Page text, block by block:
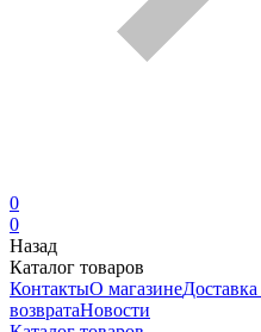
0
0
Назад
Каталог товаров
КонтактыО магазине
возвратаНовости